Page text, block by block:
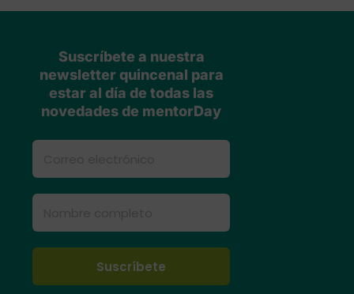
Suscríbete a nuestra
newsletter quincenal para
estar al día de todas las
novedades de mentorDay